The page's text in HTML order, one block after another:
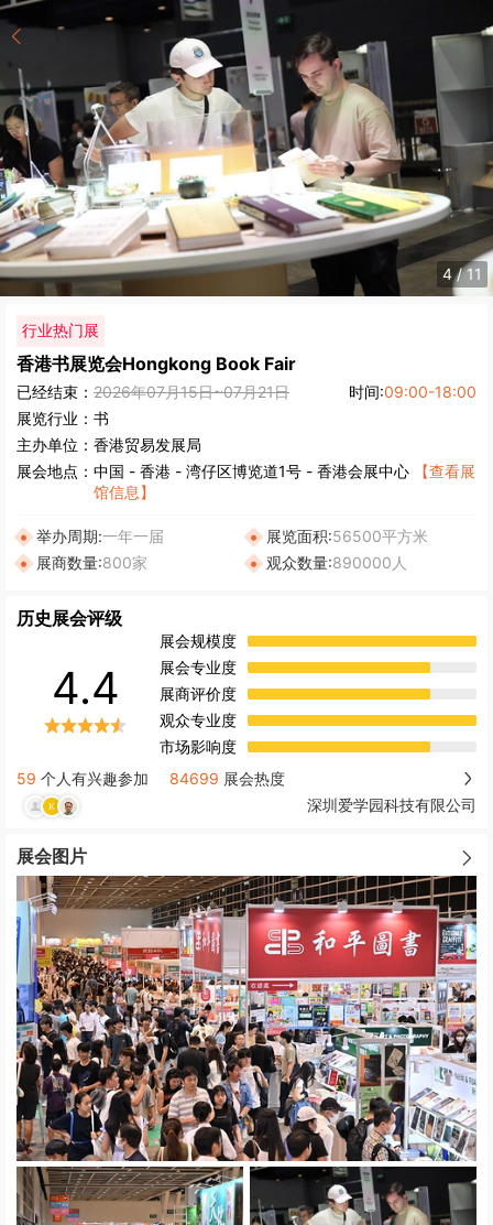
4/11
行业热门展
香港书展览会Hongkong Book Fair
已经结束： 2026年07月15日~07月21日 时间:09:00-18:00
展览行业： 书
主办单位： 香港贸易发展局
展会地点： 中国 - 香港 - 湾仔区博览道1号 - 香港会展中心
【查看展
馆信息】
举办周期:一年一届 展览面积:56500平方米
展商数量:800家 观众数量:890000人
历史展会评级
4.4
展会规模度
展会专业度
展商评价度
观众专业度
市场影响度
59 个人有兴趣参加 84699 展会热度
深圳爱学园科技有限公司
展会图片